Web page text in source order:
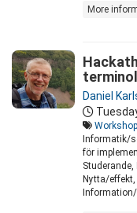
More
Daniel
Informatik/
för
Nytta/